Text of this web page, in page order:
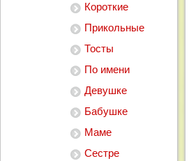
Короткие
Прикольные
Тосты
По имени
Девушке
Бабушке
Маме
Сестре